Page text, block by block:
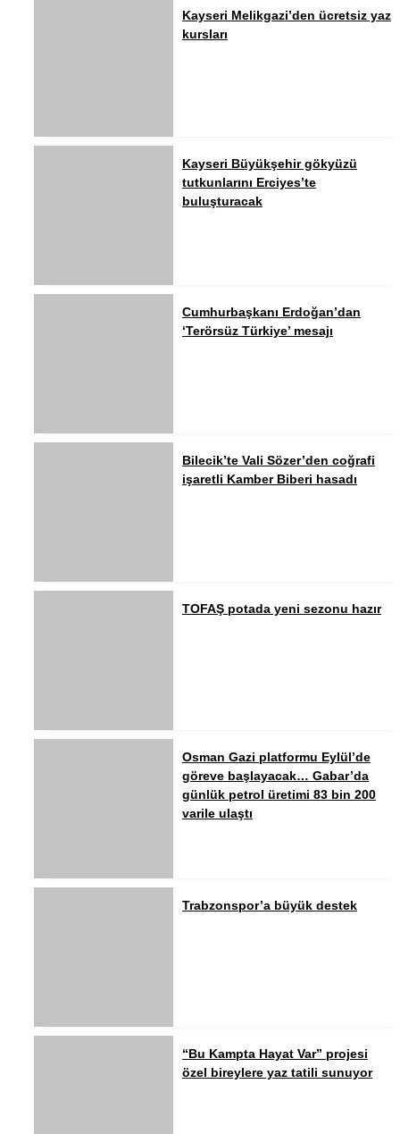
Kayseri Melikgazi’den ücretsiz yaz
kursları
Kayseri Büyükşehir gökyüzü
tutkunlarını Erciyes’te
buluşturacak
Cumhurbaşkanı Erdoğan’dan
‘Terörsüz Türkiye’ mesajı
Bilecik’te Vali Sözer’den coğrafi
işaretli Kamber Biberi hasadı
TOFAŞ potada yeni sezonu hazır
Osman Gazi platformu Eylül’de
göreve başlayacak… Gabar’da
günlük petrol üretimi 83 bin 200
varile ulaştı
Trabzonspor’a büyük destek
“Bu Kampta Hayat Var” projesi
özel bireylere yaz tatili sunuyor